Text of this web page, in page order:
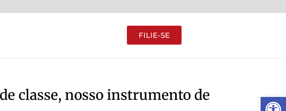
Abrir
FILIE-SE
classe, nosso instrumento de